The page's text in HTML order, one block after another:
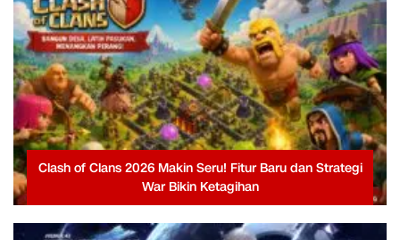
Clash of Clans 2026 Makin Seru! Fitur Baru dan Strategi
War Bikin Ketagihan